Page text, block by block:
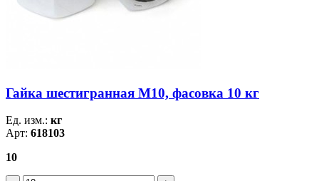
Гайка шестигранная М10, фасовка 10 кг
Ед. изм.: кг
Арт: 618103
10